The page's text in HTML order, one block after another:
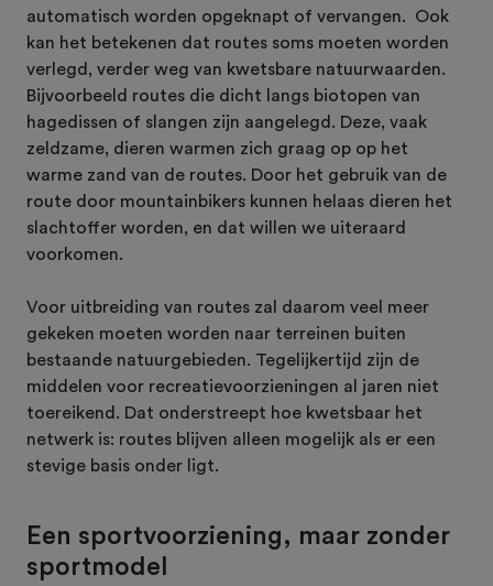
automatisch worden opgeknapt of vervangen. Ook
kan het betekenen dat routes soms moeten worden
verlegd, verder weg van kwetsbare natuurwaarden.
Bijvoorbeeld routes die dicht langs biotopen van
hagedissen of slangen zijn aangelegd. Deze, vaak
zeldzame, dieren warmen zich graag op op het
warme zand van de routes. Door het gebruik van de
route door mountainbikers kunnen helaas dieren het
slachtoffer worden, en dat willen we uiteraard
voorkomen.
Voor uitbreiding van routes zal daarom veel meer
gekeken moeten worden naar terreinen buiten
bestaande natuurgebieden. Tegelijkertijd zijn de
middelen voor recreatievoorzieningen al jaren niet
toereikend. Dat onderstreept hoe kwetsbaar het
netwerk is: routes blijven alleen mogelijk als er een
stevige basis onder ligt.
Een sportvoorziening, maar zonder
sportmodel